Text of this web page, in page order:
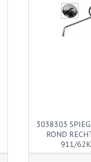
3038303
ROND
911/